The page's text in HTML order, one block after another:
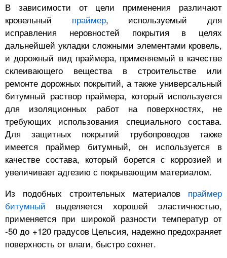
В зависимости от цели применения различают
кровельный праймер, используемый для
исправления неровностей покрытия в целях
дальнейшей укладки сложными элементами кровель,
и дорожный вид праймера, применяемый в качестве
склеивающего вещества в строительстве или
ремонте дорожных покрытий, а также универсальный
битумный раствор праймера, который используется
для изоляционных работ на поверхностях, не
требующих использования специального состава.
Для защитных покрытий трубопроводов также
имеется праймер битумный, он используется в
качестве состава, который борется с коррозией и
увеличивает адгезию с покрывающим материалом.
Из подобных строительных материалов праймер
битумный выделяется хорошей эластичностью,
применяется при широкой разности температур от
-50 до +120 градусов Цельсия, надежно предохраняет
поверхность от влаги, быстро сохнет.